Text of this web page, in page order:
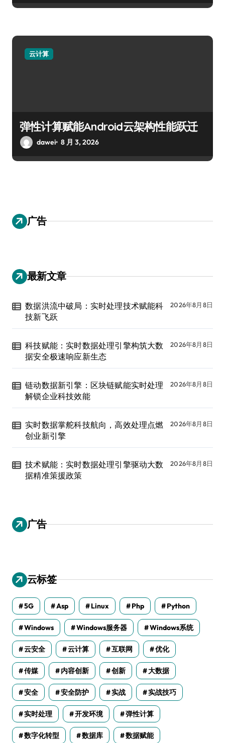
云计算
弹性计算赋能Android云架构性能跃迁
dawei 8 月 3, 2026
广告
最新文章
数据洪流中破局：实时处理技术赋能科
技新飞跃
2026年8月8日
科技赋能：实时数据处理引擎构筑大数
据安全极速响应新生态
2026年8月8日
链动数据新引擎：区块链赋能实时处理
解锁企业科技效能
2026年8月8日
实时数据掌舵科技航向，高效处理点燃
创业新引擎
2026年8月8日
技术赋能：实时数据处理引擎驱动大数
据精准策援政策
2026年8月8日
广告
云标签
5G Asp Linux Php Python
Windows Windows服务器 Windows系统
云安全 云计算 互联网 优化
传媒 内容创新 创新 大数据
安全 安全防护 实战 实战技巧
实时处理 开发环境 弹性计算
数字化转型 数据库 数据赋能